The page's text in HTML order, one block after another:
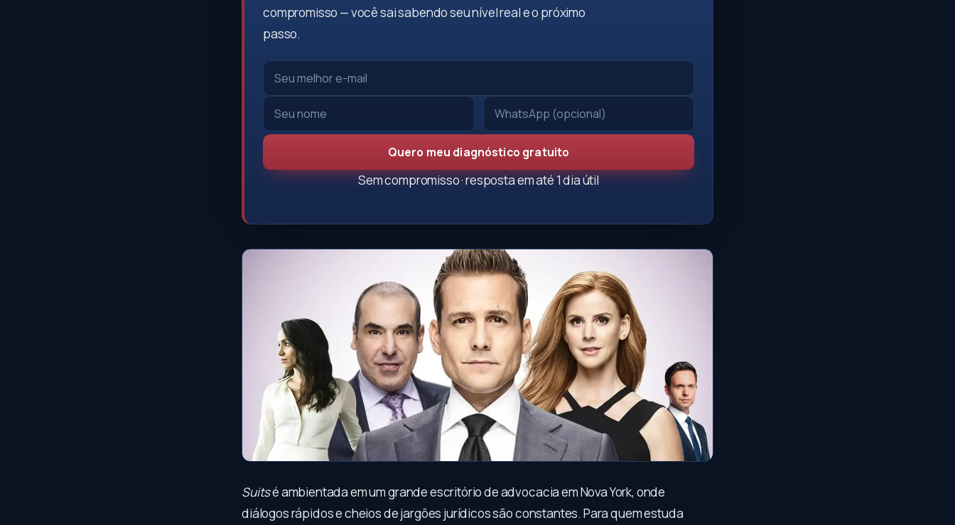
compromisso — você sai sabendo seu nível real e o próximo
passo.
Quero meu diagnóstico gratuito
Sem compromisso · resposta em até 1 dia útil
Suitsé ambientada em um grande escritório de advocacia em Nova York, onde
diálogos rápidos e cheios de jargões jurídicos são constantes. Para quem estuda